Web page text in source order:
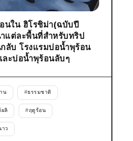
นใน ฮิโรชิม่า(ฉบับปี
แต่ละพื้นที่สำหรับทริป
ลับ โรงแรมบ่อน้ำพุร้อน
ะบ่อน้ำพุร้อนลับๆ
น #ธรรมชาติ
ผลิ #ฤดูร้อน
ว